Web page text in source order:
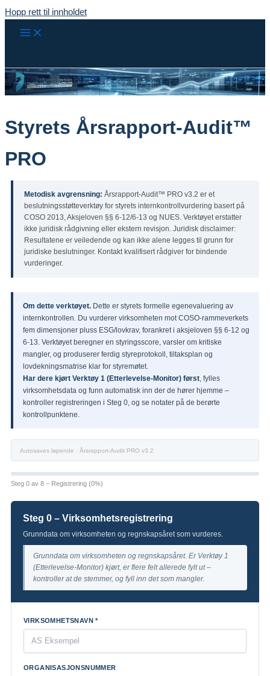
Hopp rett til innholdet
Styrets Årsrapport-Audit™
PRO
Metodisk avgrensning: Årsrapport-Audit™ PRO v3.2 er et
beslutningsstøtteverktøy for styrets internkontrollvurdering basert på
COSO 2013, Aksjeloven §§ 6-12/6-13 og NUES. Verktøyet erstatter
ikke juridisk rådgivning eller ekstern revisjon. Juridisk disclaimer:
Resultatene er veiledende og kan ikke alene legges til grunn for
juridiske beslutninger. Kontakt kvalifisert rådgiver for bindende
vurderinger.
Om dette verktøyet. Dette er styrets formelle egenevaluering av
internkontrollen. Du vurderer virksomheten mot COSO-rammeverkets
fem dimensjoner pluss ESG/lovkrav, forankret i aksjeloven §§ 6-12 og
6-13. Verktøyet beregner en styringsscore, varsler om kritiske
mangler, og produserer ferdig styreprotokoll, tiltaksplan og
lovdekningsmatrise klar for styremøtet.
Har dere kjørt Verktøy 1 (Etterlevelse-Monitor) først , fylles
virksomhetsdata og funn automatisk inn der de hører hjemme –
kontroller registreringen i Steg 0, og se notater på de berørte
kontrollpunktene.
Autosaves løpende · Årsrapport-Audit PRO v3.2
Steg 0 av 8 – Registrering (0%)
Steg 0 – Virksomhetsregistrering
Grunndata om virksomheten og regnskapsåret som vurderes.
Grunndata om virksomheten og regnskapsåret. Er Verktøy 1
(Etterlevelse-Monitor) kjørt, er flere felt allerede fylt ut –
kontroller at de stemmer, og fyll inn det som mangler.
VIRKSOMHETSNAVN *
ORGANISASJONSNUMMER